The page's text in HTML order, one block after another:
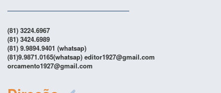
(81) 3224.6967
(81) 3424.6989
(81) 9.9894.9401 (whatsap)
(81)9.9871.0165(whatsap) editor1927@gmail.com
orcamento1927@gmail.com